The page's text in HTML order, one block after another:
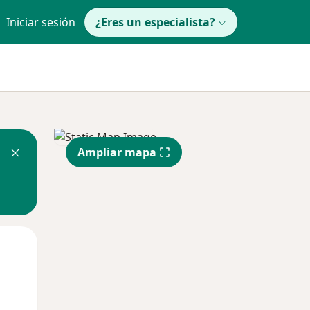
Iniciar sesión ¿Eres un especialista?
Ampliar mapa